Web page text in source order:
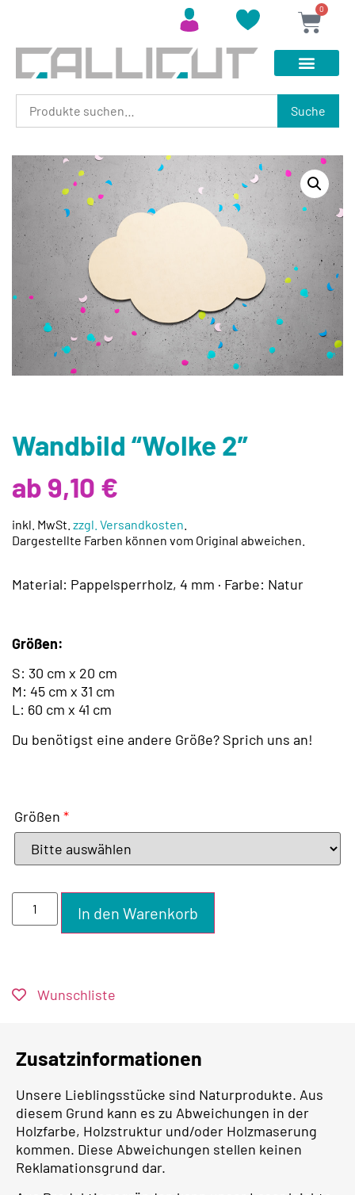
0
Suche
Wandbild “Wolke 2”
ab 9,10 €
inkl. MwSt. zzgl. Versandkosten
Dargestellte Farben können vom Original abweichen.
Material: Pappelsperrholz, 4 mm · Farbe: Natur
Größen:
S: 30 cm x 20 cm
M: 45 cm x 31 cm
L: 60 cm x 41 cm
Du benötigst eine andere Größe? Sprich uns an!
Größen *
In den Warenkorb
Wunschliste
Zusatzinformationen
Unsere Lieblingsstücke sind Naturprodukte. Aus
diesem Grund kann es zu Abweichungen in der
Holzfarbe, Holzstruktur und/oder Holzmaserung
kommen. Diese Abweichungen stellen keinen
Reklamationsgrund dar.